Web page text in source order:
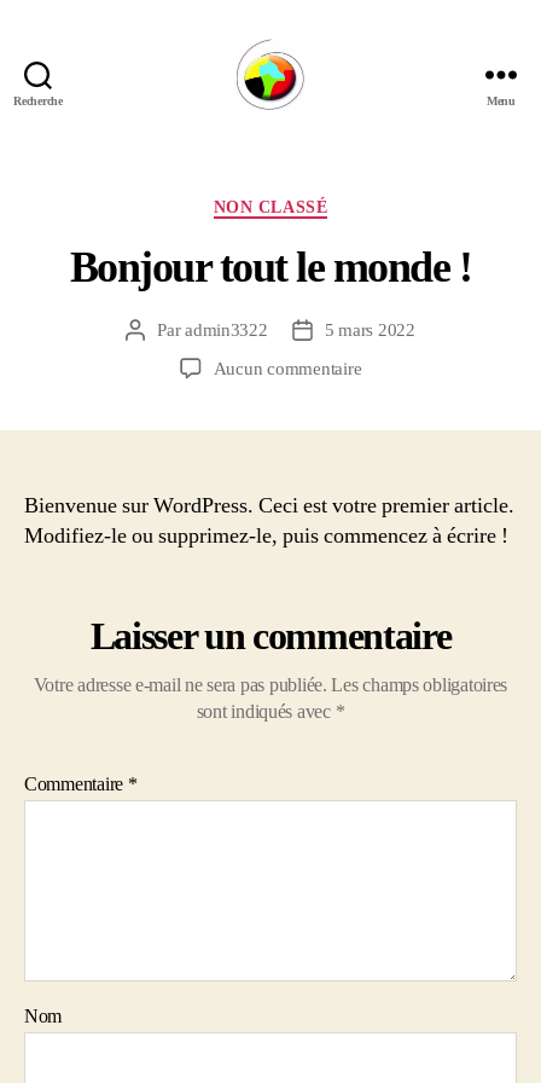
Recherche Menu
Catégories
NON CLASSÉ
Bonjour tout le monde !
Auteur
l’article
Paradmin3322
Date5 mars 2022
Aucun commentairesur
Bienvenue sur WordPress. Ceci est votre premier article.
Modifiez-le ou supprimez-le, puis commencez à écrire !
Laisser un commentaire
Votre adresse e-mail ne sera pas publiée. Les champs obligatoires
sont indiqués avec *
Commentaire *
Nom